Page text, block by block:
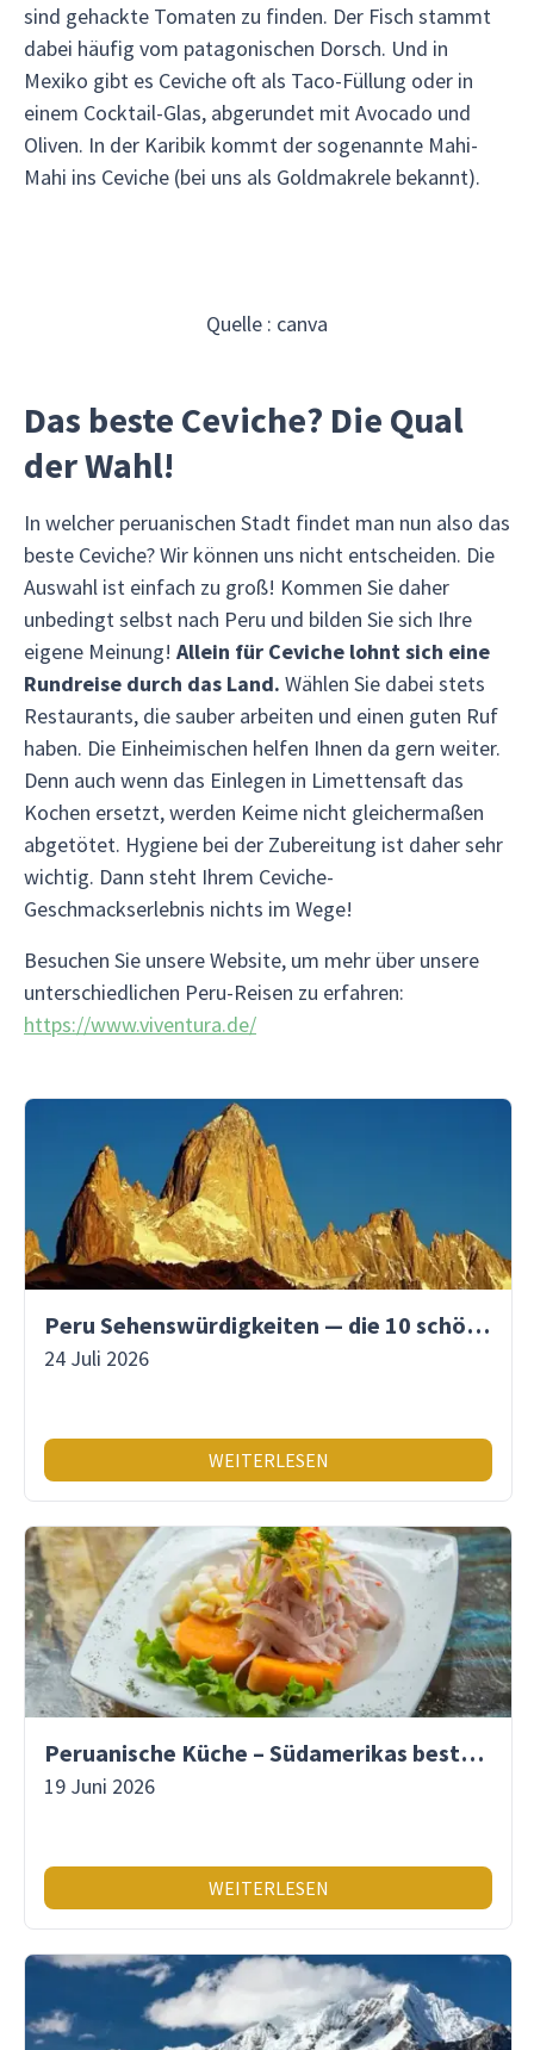
sind gehackte Tomaten zu finden. Der Fisch stammt
dabei häufig vom patagonischen Dorsch. Und in
Mexiko gibt es Ceviche oft als Taco-Füllung oder in
einem Cocktail-Glas, abgerundet mit Avocado und
Oliven. In der Karibik kommt der sogenannte Mahi-
Mahi ins Ceviche (bei uns als Goldmakrele bekannt).
Quelle : canva
Das beste Ceviche? Die Qual
der Wahl!
In welcher peruanischen Stadt findet man nun also das
beste Ceviche? Wir können uns nicht entscheiden. Die
Auswahl ist einfach zu groß! Kommen Sie daher
unbedingt selbst nach Peru und bilden Sie sich Ihre
eigene Meinung! Allein für Ceviche lohnt sich eine
Rundreise durch das Land. Wählen Sie dabei stets
Restaurants, die sauber arbeiten und einen guten Ruf
haben. Die Einheimischen helfen Ihnen da gern weiter.
Denn auch wenn das Einlegen in Limettensaft das
Kochen ersetzt, werden Keime nicht gleichermaßen
abgetötet. Hygiene bei der Zubereitung ist daher sehr
wichtig. Dann steht Ihrem Ceviche-
Geschmackserlebnis nichts im Wege!
Besuchen Sie unsere Website, um mehr über unsere
unterschiedlichen Peru-Reisen zu erfahren:
https://www.viventura.de/
Peru Sehenswürdigkeiten — die 10 schönsten Orte
24 Juli 2026
WEITERLESEN
Peruanische Küche – Südamerikas beste Gastronomie
19 Juni 2026
WEITERLESEN